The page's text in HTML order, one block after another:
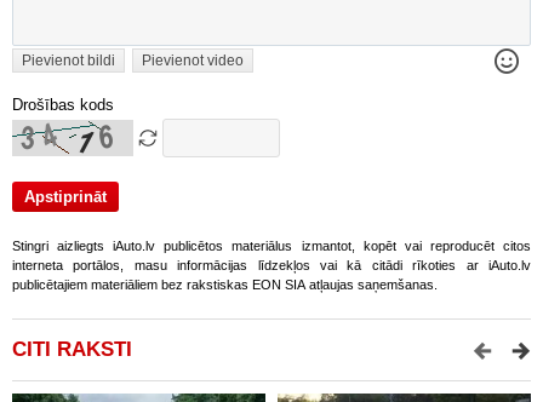
Pievienot bildi Pievienot video
Drošības kods
Stingri aizliegts iAuto.lv publicētos materiālus izmantot, kopēt vai reproducēt citos
interneta portālos, masu informācijas līdzekļos vai kā citādi rīkoties ar iAuto.lv
publicētajiem materiāliem bez rakstiskas EON SIA atļaujas saņemšanas.
CITI RAKSTI